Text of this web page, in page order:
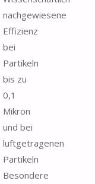
nachgewiesene
Effizienz
bei
Partikeln
bis zu
0,1
Mikron
und bei
luftgetragenen
Partikeln
Besondere